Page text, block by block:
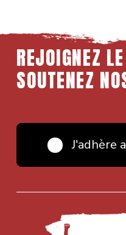
REJOIGNEZ
SOUTENEZ
J'adhère